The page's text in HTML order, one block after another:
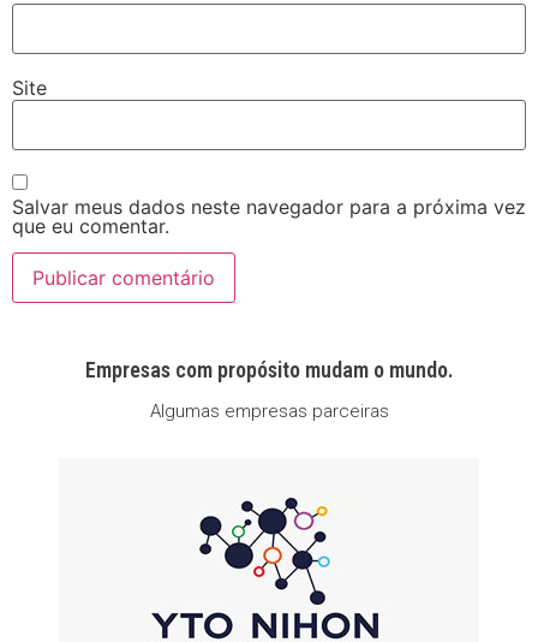
Site
Salvar meus dados neste navegador para a próxima vez
que eu comentar.
Empresas com propósito mudam o mundo.
Algumas empresas parceiras